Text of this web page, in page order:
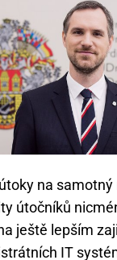
na
útočníků
ještě lepším
IT